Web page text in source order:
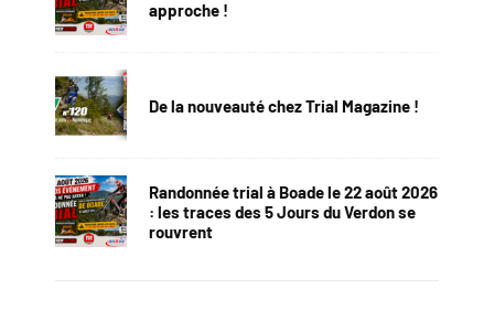
approche !
De la nouveauté chez Trial Magazine !
Randonnée trial à Boade le 22 août 2026
: les traces des 5 Jours du Verdon se
rouvrent